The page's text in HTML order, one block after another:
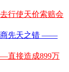
行使天价索赔会
商先天之错 ——
接造成899万